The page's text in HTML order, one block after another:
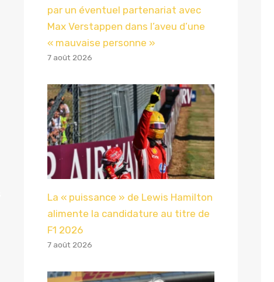
par un éventuel partenariat avec
Max Verstappen dans l’aveu d’une
« mauvaise personne »
7 août 2026
La « puissance » de Lewis Hamilton
alimente la candidature au titre de
F1 2026
7 août 2026